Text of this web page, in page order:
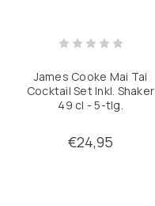
James Cooke Mai Tai
Cocktail Set Inkl. Shaker
49 cl - 5-tlg.
€24,95